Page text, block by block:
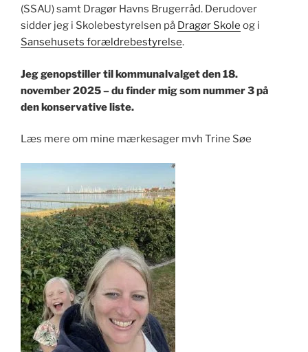
(SSAU) samt Dragør Havns Brugerråd. Derudover
sidder jeg i Skolebestyrelsen på Dragør Skole og i
Sansehusets forældrebestyrelse.
Jeg genopstiller til kommunalvalget den 18.
november 2025 – du finder mig som nummer 3 på
den konservative liste.
Læs mere om mine mærkesager mvh Trine Søe